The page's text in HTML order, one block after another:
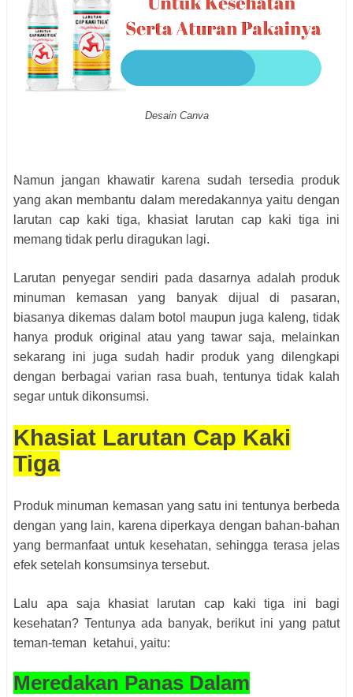
Desain Canva
Namun jangan khawatir karena sudah tersedia produk
yang akan membantu dalam meredakannya yaitu dengan
larutan cap kaki tiga, khasiat larutan cap kaki tiga ini
memang tidak perlu diragukan lagi.
Larutan penyegar sendiri pada dasarnya adalah produk
minuman kemasan yang banyak dijual di pasaran,
biasanya dikemas dalam botol maupun juga kaleng, tidak
hanya produk original atau yang tawar saja, melainkan
sekarang ini juga sudah hadir produk yang dilengkapi
dengan berbagai varian rasa buah, tentunya tidak kalah
segar untuk dikonsumsi.
Khasiat Larutan Cap Kaki
Tiga
Produk minuman kemasan yang satu ini tentunya berbeda
dengan yang lain, karena diperkaya dengan bahan-bahan
yang bermanfaat untuk kesehatan, sehingga terasa jelas
efek setelah konsumsinya tersebut.
Lalu apa saja khasiat larutan cap kaki tiga ini bagi
kesehatan? Tentunya ada banyak, berikut ini yang patut
teman-teman ketahui, yaitu:
Meredakan Panas Dalam